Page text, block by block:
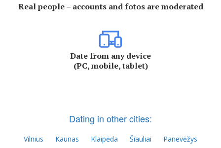
Real people – accounts and fotos are moderated
Date from any device
(PC, mobile, tablet)
Dating in other cities:
Vilnius Kaunas Klaipėda Šiauliai
Panevėžys